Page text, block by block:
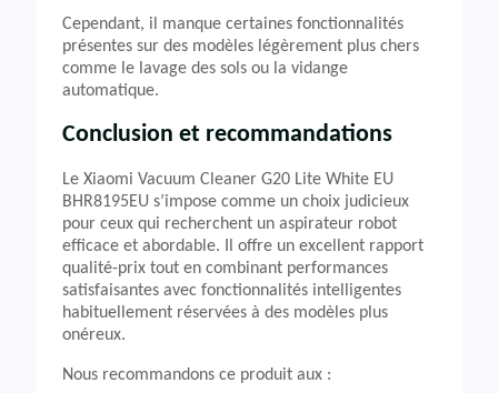
Cependant, il manque certaines fonctionnalités
présentes sur des modèles légèrement plus chers
comme le lavage des sols ou la vidange
automatique.
Conclusion et recommandations
Le Xiaomi Vacuum Cleaner G20 Lite White EU
BHR8195EU s’impose comme un choix judicieux
pour ceux qui recherchent un aspirateur robot
efficace et abordable. Il offre un excellent rapport
qualité-prix tout en combinant performances
satisfaisantes avec fonctionnalités intelligentes
habituellement réservées à des modèles plus
onéreux.
Nous recommandons ce produit aux :